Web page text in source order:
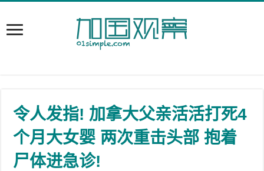
令人发指! 加拿大父亲活活打死4
个月大女婴 两次重击头部 抱着
尸体进急诊!